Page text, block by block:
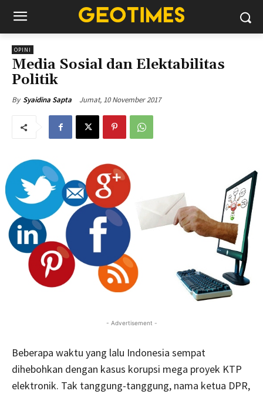
OPINI
Media Sosial dan Elektabilitas
Politik
By Syaidina Sapta Jumat, 10 November 2017
- Advertisement -
Beberapa waktu yang lalu Indonesia sempat
dihebohkan dengan kasus korupsi mega proyek KTP
elektronik. Tak tanggung-tanggung, nama ketua DPR,